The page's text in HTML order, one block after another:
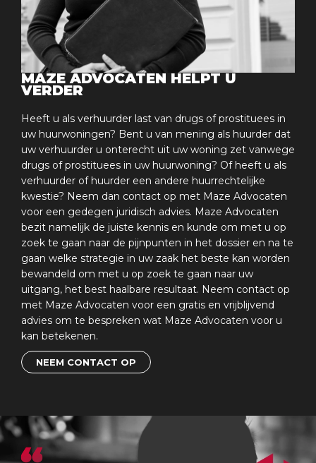
MAZE ADVOCATEN HELPT U
VERDER
Heeft u als verhuurder last van drugs of prostituees in
uw huurwoningen? Bent u van mening als huurder dat
uw verhuurder u onterecht uit uw woning zet vanwege
drugs of prostituees in uw huurwoning? Of heeft u als
verhuurder of huurder een andere huurrechtelijke
kwestie? Neem dan contact op met Maze Advocaten
voor een gedegen juridisch advies. Maze Advocaten
bezit namelijk de juiste kennis en kunde om met u op
zoek te gaan naar de pijnpunten in het dossier en na te
gaan welke strategie in uw zaak het beste kan worden
bewandeld om met u op zoek te gaan naar uw
uitgang, het best haalbare resultaat. Neem contact op
met Maze Advocaten voor een gratis en vrijblijvend
advies om te bespreken wat Maze Advocaten voor u
kan betekenen.
NEEM CONTACT OP